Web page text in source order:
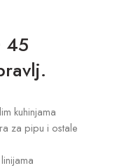
45
kuhinjama
za pipu i ostale